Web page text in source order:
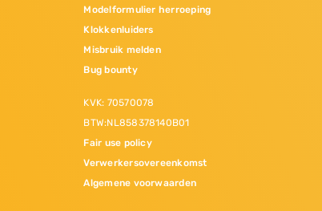
Modelformulier herroeping
Klokkenluiders
Misbruik melden
Bug bounty
KVK: 70570078
BTW:NL858378140B01
Fair use policy
Verwerkersovereenkomst
Algemene voorwaarden